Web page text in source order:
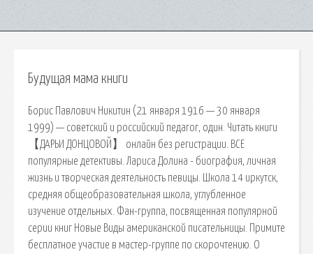
Будущая мама книги
Борис Павлович Никитин (21 января 1916 — 30 января
1999) — советский и российский педагог, один. Читать книги
【ДАРЬИ ДОНЦОВОЙ】 онлайн без регистрации. ВСЕ
популярные детективы. Лариса Долина - биография, личная
жизнь и творческая деятельность певицы. Школа 14 иркутск,
средняя общеобразовательная школа, углубленное
изучение отдельных. Фан-группа, посвященная популярной
серии книг Новые Виды американской писательницы. Примите
бесплатное участие в мастер-группе по скорочтению. О